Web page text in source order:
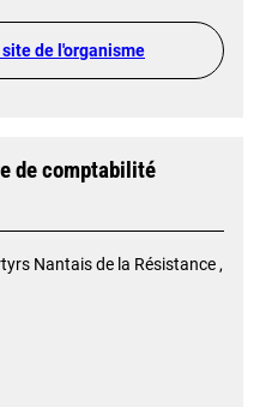
de l'organisme
de comptabilité
Nantais de la Résistance ,